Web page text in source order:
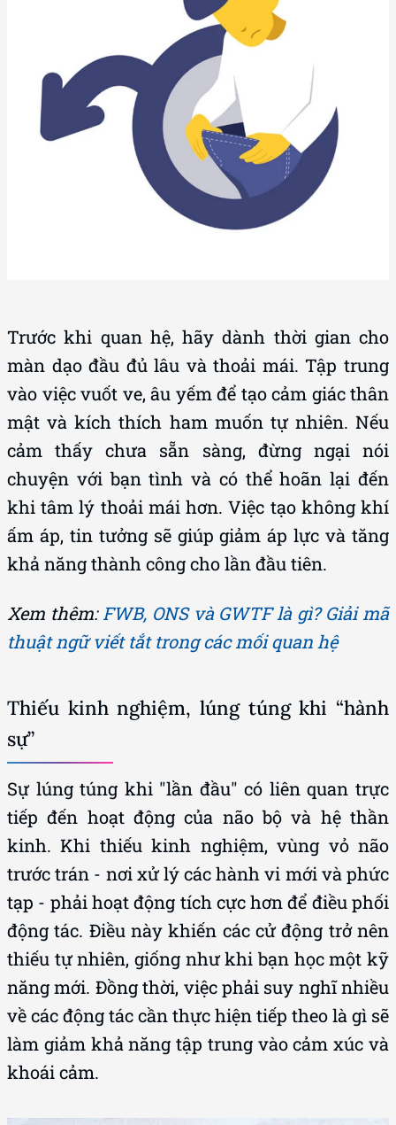
Trước khi quan hệ, hãy dành thời gian cho
màn dạo đầu đủ lâu và thoải mái. Tập trung
vào việc vuốt ve, âu yếm để tạo cảm giác thân
mật và kích thích ham muốn tự nhiên. Nếu
cảm thấy chưa sẵn sàng, đừng ngại nói
chuyện với bạn tình và có thể hoãn lại đến
khi tâm lý thoải mái hơn. Việc tạo không khí
ấm áp, tin tưởng sẽ giúp giảm áp lực và tăng
khả năng thành công cho lần đầu tiên.
Xem thêm:FWB, ONS và GWTF là gì? Giải mã
thuật ngữ viết tắt trong các mối quan hệ
Thiếu kinh nghiệm, lúng túng khi “hành
sự”
Sự lúng túng khi "lần đầu" có liên quan trực
tiếp đến hoạt động của não bộ và hệ thần
kinh. Khi thiếu kinh nghiệm, vùng vỏ não
trước trán - nơi xử lý các hành vi mới và phức
tạp - phải hoạt động tích cực hơn để điều phối
động tác. Điều này khiến các cử động trở nên
thiếu tự nhiên, giống như khi bạn học một kỹ
năng mới. Đồng thời, việc phải suy nghĩ nhiều
về các động tác cần thực hiện tiếp theo là gì sẽ
làm giảm khả năng tập trung vào cảm xúc và
khoái cảm.